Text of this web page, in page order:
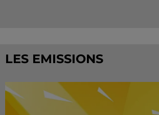
LES EMISSIONS